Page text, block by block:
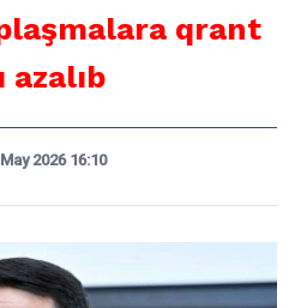
qrant
2026 16:10